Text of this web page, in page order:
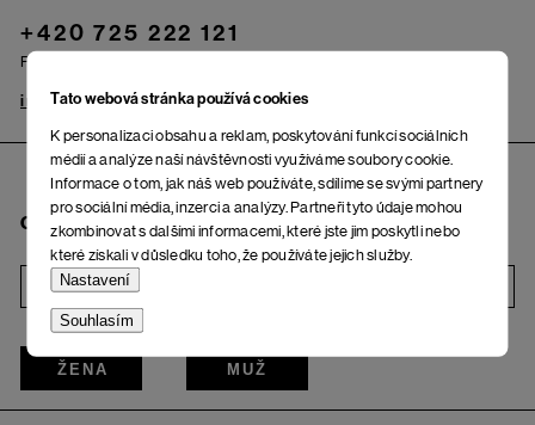
Tato webová stránka používá cookies
K personalizaci obsahu a reklam, poskytování funkcí sociálních
médií a analýze naší návštěvnosti využíváme soubory cookie.
Informace o tom, jak náš web používáte, sdílíme se svými partnery
pro sociální média, inzerci a analýzy. Partneři tyto údaje mohou
zkombinovat s dalšími informacemi, které jste jim poskytli nebo
které získali v důsledku toho, že používáte jejich služby.
Nastavení
Souhlasím
+420 725 222 121
Po – Pá: od 9.00 do 17.00 hod.
info@woox.cz Kontakt
Chci odebírat newsletter
ŽENA MUŽ